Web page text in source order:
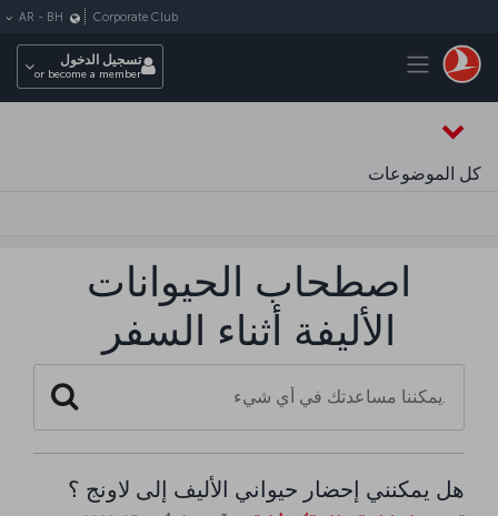
Toggle navigation
Corporate Club
AR - BH
تسجيل الدخول
or become a member
كل الموضوعات
اصطحاب الحيوانات
الأليفة أثناء السفر
Search
هل يمكنني إحضار حيواني الأليف إلى لاونج ؟